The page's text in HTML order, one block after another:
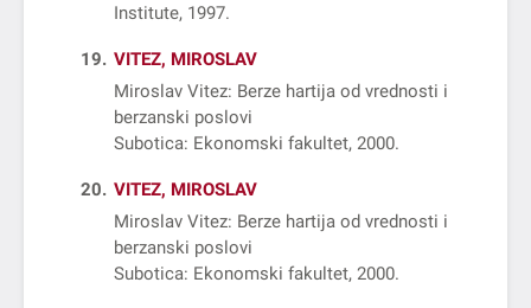
Institute, 1997
19
VITEZ, MIROSLAV
Miroslav Vitez: Berze hartija od vrednosti i
berzanski poslovi
Subotica: Ekonomski fakultet, 2000
20
VITEZ, MIROSLAV
Miroslav Vitez: Berze hartija od vrednosti i
berzanski poslovi
Subotica: Ekonomski fakultet, 2000